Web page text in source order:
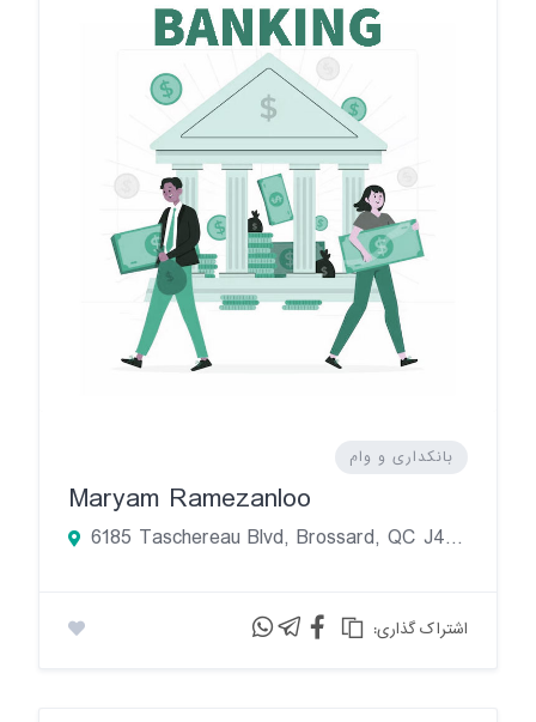
بانکداری و وام
Maryam Ramezanloo
6185 Taschereau Blvd, Brossard, QC J4Z 1A6, Canada
:اشتراک گذاری